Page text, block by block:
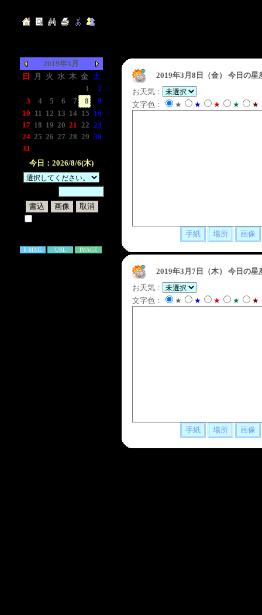
2019年3月
日
月 火 水 木 金 土
1
2
3
4 5 6 7 8
9
10 11 12 13 14 15 16
17 18 19 20 21 22 23
24 25 26 27 28 29 30
31
今日：2026/8/6(木)
E-MAIL URL IMAGE
2019年3月8日（金）
今日の
お天気：
文字色：
★ ★ ★ ★ ★
2019年3月7日（木）
今日の
お天気：
文字色：
★ ★ ★ ★ ★